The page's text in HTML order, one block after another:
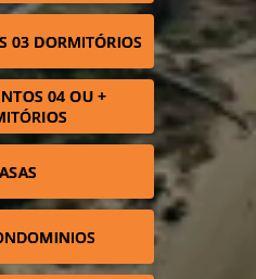
03 DORMITÓRIOS
04 OU +